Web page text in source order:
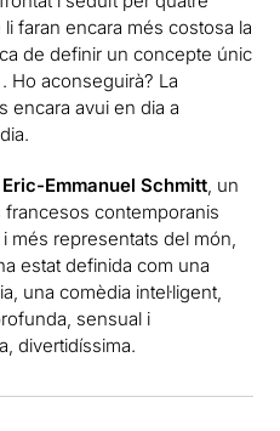
faran encara més costosa la
de definir un concepte únic
. Ho aconseguirà? La
encara avui en dia a
Eric-Emmanuel Schmitt , un
francesos contemporanis
més representats del món,
estat definida com una
una comèdia intel·ligent,
sensual i
divertidíssima.